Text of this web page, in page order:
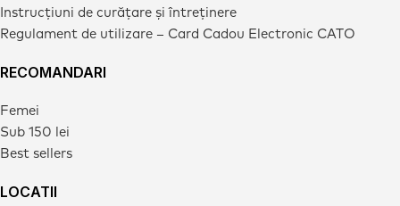
Instrucțiuni de curățare și întreținere
Regulament de utilizare – Card Cadou Electronic CATO
RECOMANDARI
Femei
Sub 150 lei
Best sellers
LOCATII